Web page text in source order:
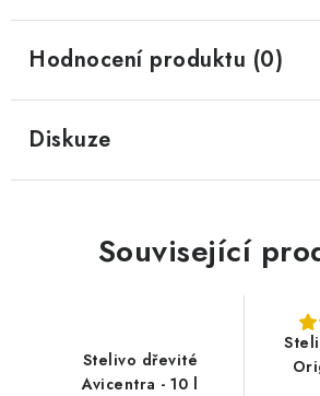
Hodnocení produktu (0)
Diskuze
Související
Stelivo dřevité
Avicentra - 10 l